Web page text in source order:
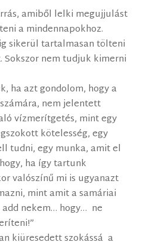
amiből lelki megujjulást
a mindennapokhoz.
sikerül tartalmasan tölteni
Sokszor nem tudjuk kimerni
ha azt gondolom, hogy a
nem jelentett
vízmerítgetés, mint egy
kötelesség, egy
tudni, egy munka, amit el
ha így tartunk
valószínű mi is ugyanazt
mint amit a samáriai
add nekem… hogy… ne